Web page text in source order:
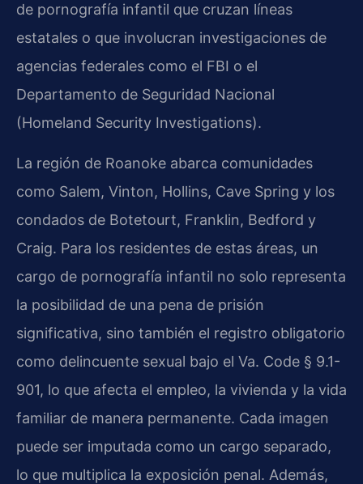
de pornografía infantil que cruzan líneas
estatales o que involucran investigaciones de
agencias federales como el FBI o el
Departamento de Seguridad Nacional
(Homeland Security Investigations).
La región de Roanoke abarca comunidades
como Salem, Vinton, Hollins, Cave Spring y los
condados de Botetourt, Franklin, Bedford y
Craig. Para los residentes de estas áreas, un
cargo de pornografía infantil no solo representa
la posibilidad de una pena de prisión
significativa, sino también el registro obligatorio
como delincuente sexual bajo el Va. Code § 9.1-
901, lo que afecta el empleo, la vivienda y la vida
familiar de manera permanente. Cada imagen
puede ser imputada como un cargo separado,
lo que multiplica la exposición penal. Además,